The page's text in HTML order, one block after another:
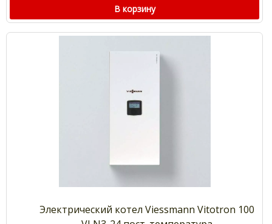
В корзину
Электрический котел Viessmann Vitotron 100